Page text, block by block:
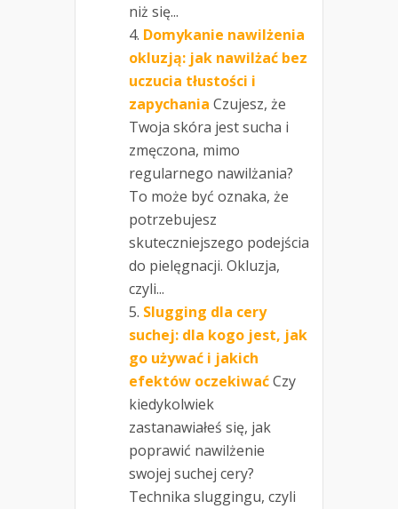
niż się...
Domykanie nawilżenia
okluzją: jak nawilżać bez
uczucia tłustości i
zapychania Czujesz, że
Twoja skóra jest sucha i
zmęczona, mimo
regularnego nawilżania?
To może być oznaka, że
potrzebujesz
skuteczniejszego podejścia
do pielęgnacji. Okluzja,
czyli...
Slugging dla cery
suchej: dla kogo jest, jak
go używać i jakich
efektów oczekiwaćCzy
kiedykolwiek
zastanawiałeś się, jak
poprawić nawilżenie
swojej suchej cery?
Technika sluggingu, czyli